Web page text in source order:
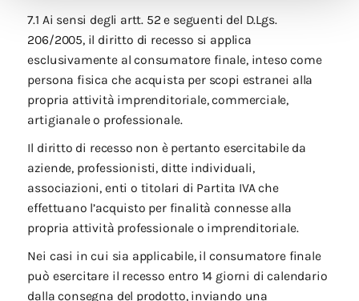
7.1 Ai sensi degli artt. 52 e seguenti del D.Lgs.
206/2005, il diritto di recesso si applica
esclusivamente al consumatore finale, inteso come
persona fisica che acquista per scopi estranei alla
propria attività imprenditoriale, commerciale,
artigianale o professionale.
Il diritto di recesso non è pertanto esercitabile da
aziende, professionisti, ditte individuali,
associazioni, enti o titolari di Partita IVA che
effettuano l’acquisto per finalità connesse alla
propria attività professionale o imprenditoriale.
Nei casi in cui sia applicabile, il consumatore finale
può esercitare il recesso entro 14 giorni di calendario
dalla consegna del prodotto, inviando una